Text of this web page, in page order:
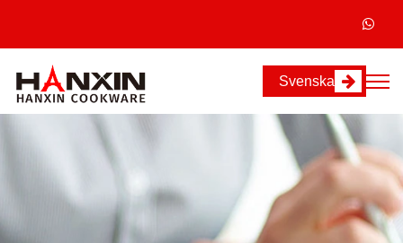
Svenska